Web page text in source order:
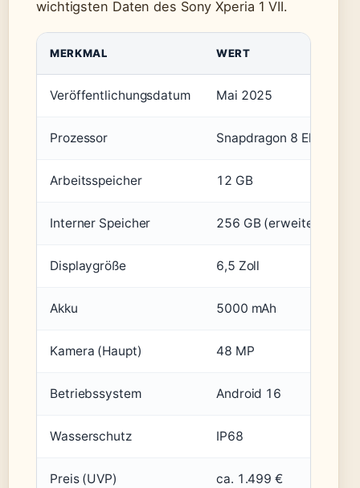
wichtigsten Daten des Sony Xperia 1 VII.
MERKMAL WERT
Veröffentlichungsdatum Mai 2025
Prozessor Snapdragon 8 Elite
Arbeitsspeicher 12 GB
Interner Speicher 256 GB (erweiterbar
Displaygröße 6,5 Zoll
Akku 5000 mAh
Kamera (Haupt) 48 MP
Betriebssystem Android 16
Wasserschutz IP68
Preis (UVP) ca. 1.499 €